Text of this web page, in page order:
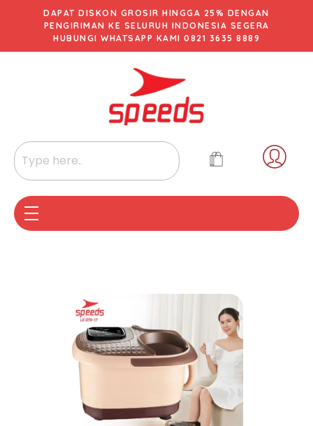
DAPAT DISKON GROSIR HINGGA 25% DENGAN
PENGIRIMAN KE SELURUH INDONESIA SEGERA
HUBUNGI WHATSAPP KAMI 0821 3635 8889